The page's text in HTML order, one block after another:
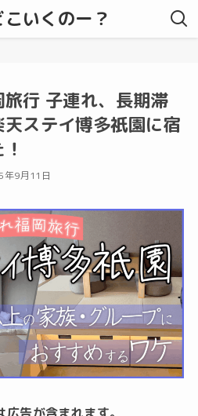
いくのー？
行 子連れ、長期滞
ステイ博多祇園に宿
年9月11日